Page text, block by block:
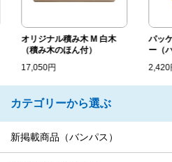
オリジナル積み木 M 白木
（積み木のほん付）
17,050円
パッケ
ー（ハ
2,420円
カテゴリーから選ぶ
新掲載商品（バンパス）